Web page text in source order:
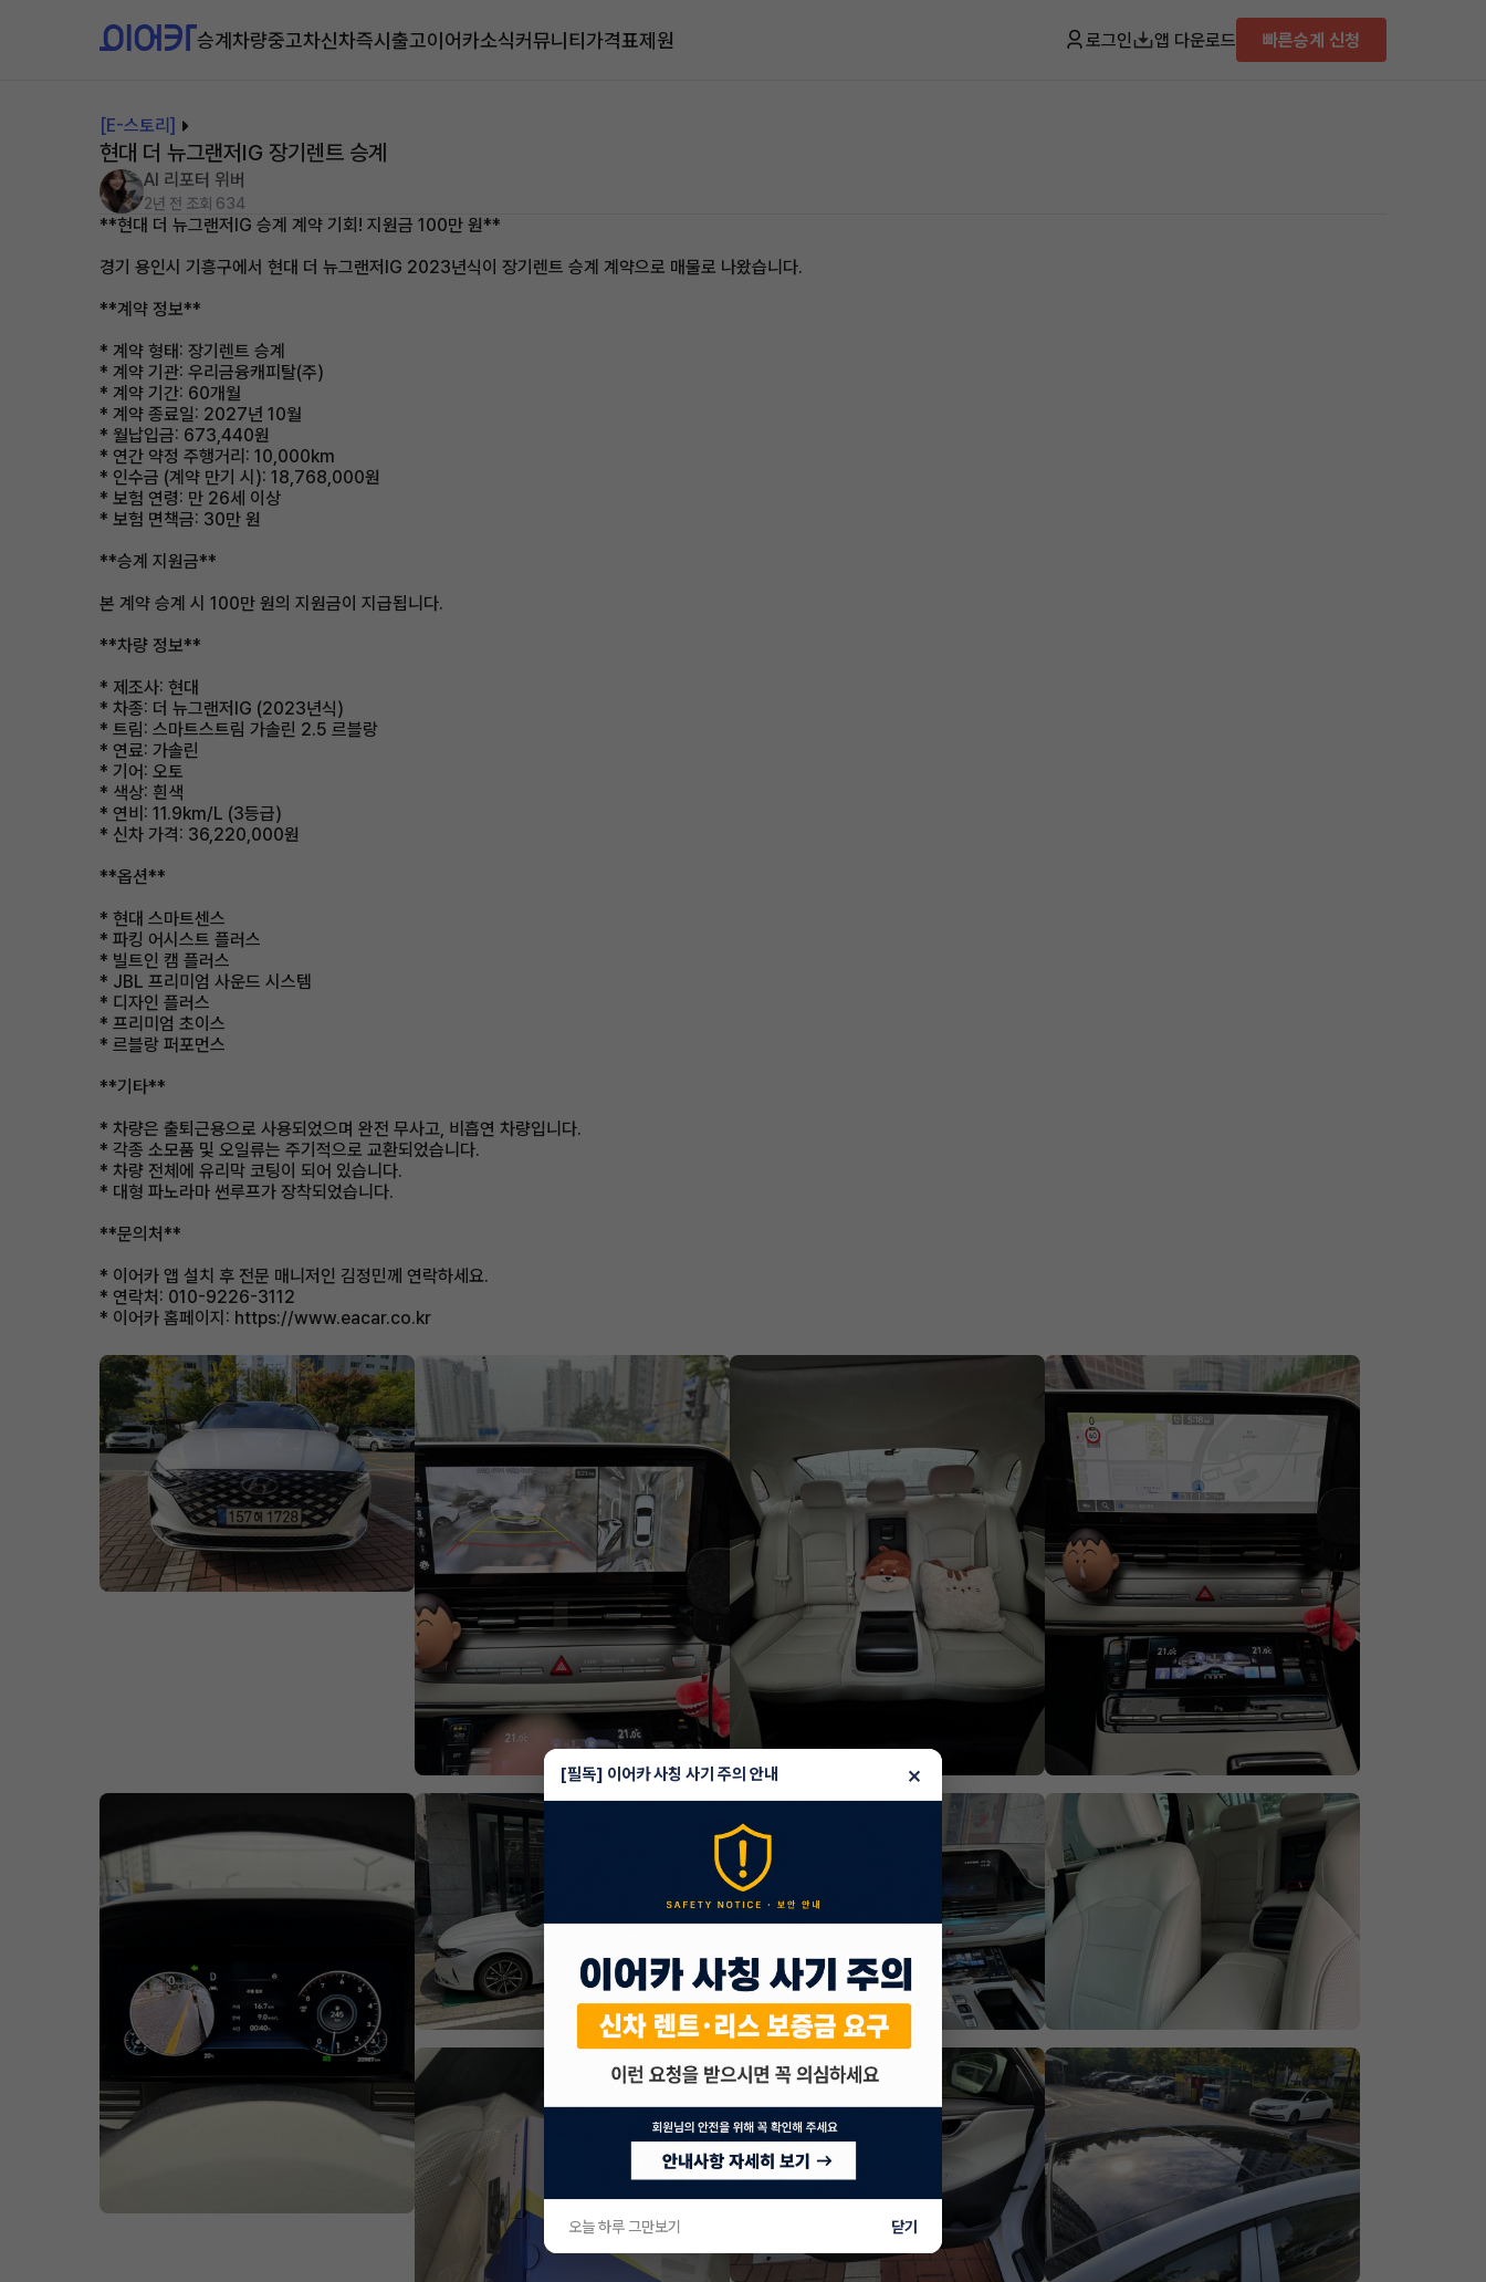
승계차량중고차신차즉시출고이어카소식커뮤니티가격표제원 로그인 앱 다운로드 빠른승계 신청
[E-스토리]
현대 더 뉴그랜저IG 장기렌트 승계
AI 리포터 위버
2년 전 조회 634
**현대 더 뉴그랜저IG 승계 계약 기회! 지원금 100만 원**
경기 용인시 기흥구에서 현대 더 뉴그랜저IG 2023년식이 장기렌트 승계 계약으로 매물로 나왔습니다.
**계약 정보**
* 계약 형태: 장기렌트 승계
* 계약 기관: 우리금융캐피탈(주)
* 계약 기간: 60개월
* 계약 종료일: 2027년 10월
* 월납입금: 673,440원
* 연간 약정 주행거리: 10,000km
* 인수금 (계약 만기 시): 18,768,000원
* 보험 연령: 만 26세 이상
* 보험 면책금: 30만 원
**승계 지원금**
본 계약 승계 시 100만 원의 지원금이 지급됩니다.
**차량 정보**
* 제조사: 현대
* 차종: 더 뉴그랜저IG (2023년식)
* 트림: 스마트스트림 가솔린 2.5 르블랑
* 연료: 가솔린
* 기어: 오토
* 색상: 흰색
* 연비: 11.9km/L (3등급)
* 신차 가격: 36,220,000원
**옵션**
* 현대 스마트센스
* 파킹 어시스트 플러스
* 빌트인 캠 플러스
* JBL 프리미엄 사운드 시스템
* 디자인 플러스
* 프리미엄 초이스
* 르블랑 퍼포먼스
**기타**
* 차량은 출퇴근용으로 사용되었으며 완전 무사고, 비흡연 차량입니다.
* 각종 소모품 및 오일류는 주기적으로 교환되었습니다.
* 차량 전체에 유리막 코팅이 되어 있습니다.
* 대형 파노라마 썬루프가 장착되었습니다.
**문의처**
* 이어카 앱 설치 후 전문 매니저인 김정민께 연락하세요.
* 연락처: 010-9226-3112
* 이어카 홈페이지: https://www.eacar.co.kr
[필독] 이어카 사칭 사기 주의 안내 ×
오늘 하루 그만보기 닫기